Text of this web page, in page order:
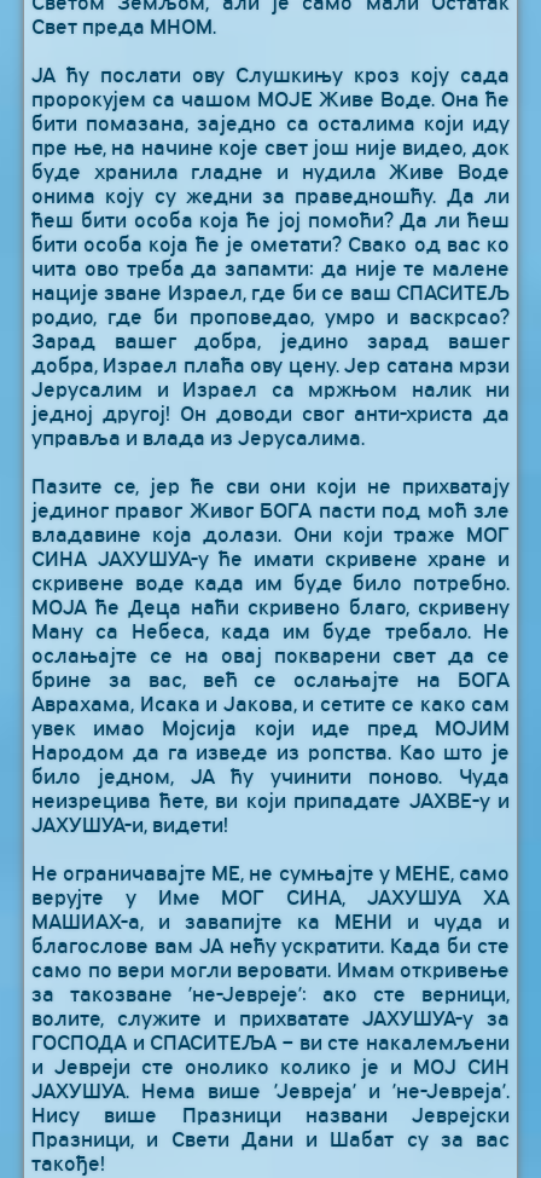
Свет преда МНОМ.
ЈА ћу послати ову Слушкињу кроз коју сада
пророкујем са чашом МОЈЕ Живе Воде. Она ће
бити помазана, заједно са осталима који иду
пре ње, на начине које свет још није видео, док
буде хранила гладне и нудила Живе Воде
онима коју су жедни за праведношћу. Да ли
ћеш бити особа која ће јој помоћи? Да ли ћеш
бити особа која ће је ометати? Свако од вас ко
чита ово треба да запамти: да није те малене
нације зване Израел, где би се ваш СПАСИТЕЉ
родио, где би проповедао, умро и васкрсао?
Зарад вашег добра, једино зарад вашег
добра, Израел плаћа ову цену. Јер сатана мрзи
Јерусалим и Израел са мржњом налик ни
једној другој! Он доводи свог анти-христа да
управља и влада из Јерусалима.
Пазите се, јер ће сви они који не прихватају
јединог правог Живог БОГА пасти под моћ зле
владавине која долази. Они који траже МОГ
СИНА ЈАХУШУА-у ће имати скривене хране и
скривене воде када им буде било потребно.
МОЈА ће Деца наћи скривено благо, скривену
Ману са Небеса, када им буде требало. Не
ослањајте се на овај покварени свет да се
брине за вас, већ се ослањајте на БОГА
Аврахама, Исака и Јакова, и сетите се како сам
увек имао Мојсија који иде пред МОЈИМ
Народом да га изведе из ропства. Као што је
било једном, ЈА ћу учинити поново. Чуда
неизрецива ћете, ви који припадате ЈАХВЕ-у и
ЈАХУШУА-и, видети!
Не ограничавајте МЕ, не сумњајте у МЕНЕ, само
верујте у Име МОГ СИНА, ЈАХУШУА ХА
МАШИАХ-а, и завапијте ка МЕНИ и чуда и
благослове вам ЈА нећу ускратити. Када би сте
само по вери могли веровати. Имам откривење
за такозване ’не-Јевреје’: ако сте верници,
волите, служите и прихватате ЈАХУШУА-у за
ГОСПОДА и СПАСИТЕЉА – ви сте накалемљени
и Јевреји сте онолико колико је и МОЈ СИН
ЈАХУШУА. Нема више ’Јевреја’ и ’не-Јевреја’.
Нису више Празници названи Јеврејски
Празници, и Свети Дани и Шабат су за вас
такође!